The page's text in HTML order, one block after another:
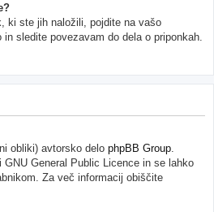
ki ste jih naložili, pojdite na vašo
sledite povezavam do dela o priponkah.
obliki) avtorsko delo phpBB Group.
General Public Licence in se lahko
Za več informacij obiščite